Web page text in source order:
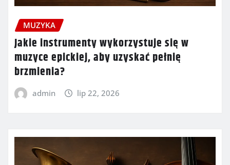
MUZYKA
Jakie instrumenty wykorzystuje się w
muzyce epickiej, aby uzyskać pełnię
brzmienia?
admin lip 22, 2026